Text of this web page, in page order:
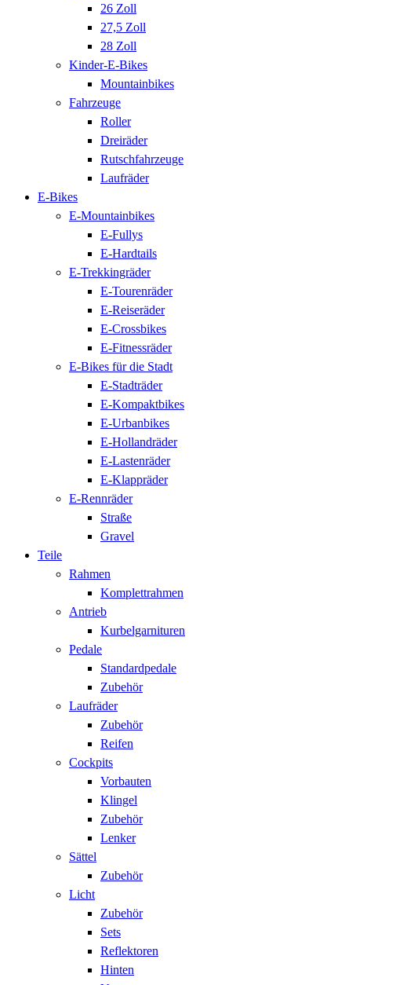
26 Zoll
27,5 Zoll
28 Zoll
Kinder-E-Bikes
Mountainbikes
Fahrzeuge
Roller
Dreiräder
Rutschfahrzeuge
Laufräder
E-Bikes
E-Mountainbikes
E-Fullys
E-Hardtails
E-Trekkingräder
E-Tourenräder
E-Reiseräder
E-Crossbikes
E-Fitnessräder
E-Bikes für die Stadt
E-Stadträder
E-Kompaktbikes
E-Urbanbikes
E-Hollandräder
E-Lastenräder
E-Klappräder
E-Rennräder
Straße
Gravel
Teile
Rahmen
Komplettrahmen
Antrieb
Kurbelgarnituren
Pedale
Standardpedale
Zubehör
Laufräder
Zubehör
Reifen
Cockpits
Vorbauten
Klingel
Zubehör
Lenker
Sättel
Zubehör
Licht
Zubehör
Sets
Reflektoren
Hinten